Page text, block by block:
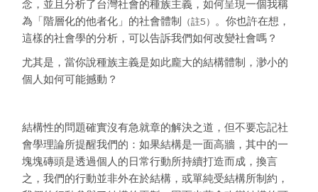
念，並且分析了台灣社會的種族主義，如何呈現一個我稱
為「階層化的他者化」的社會體制 （註5） 。你也許在想，
這樣的社會學的分析，可以告訴我們如何改變社會嗎？
尤其是，當你說種族主義是如此龐大的結構體制，渺小的
個人如何可能撼動？
結構性的問題確實沒有急就章的解決之道，但不要忘記社
會學理論所提醒我們的：如果結構是一面高牆，其中的一
塊塊磚頭是透過個人的日常行動所持續打造而成，換言
之，我們的行動並非外在於結構，或單純受結構所制約，